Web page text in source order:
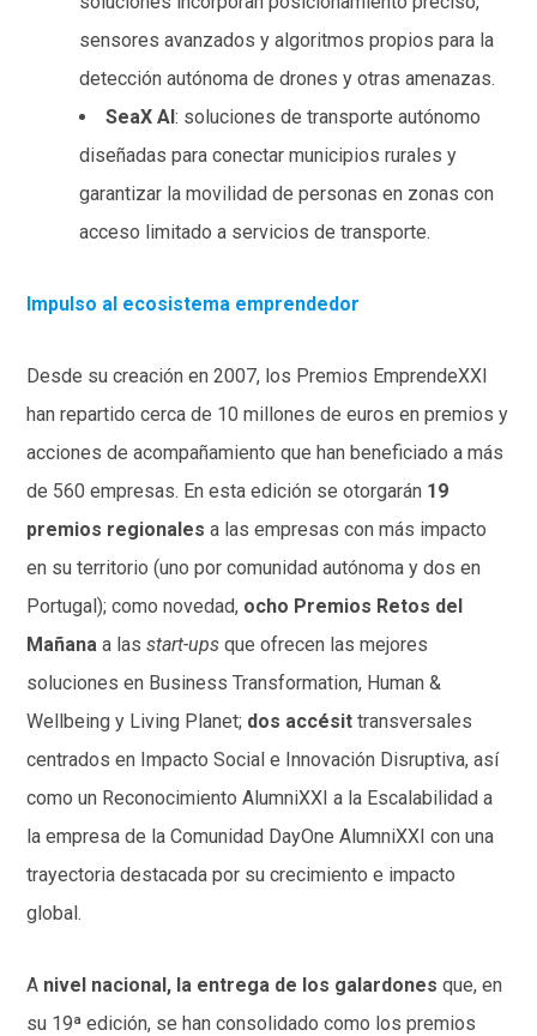
sensores avanzados y algoritmos propios para la
detección autónoma de drones y otras amenazas.
SeaX AI: soluciones de transporte autónomo
diseñadas para conectar municipios rurales y
garantizar la movilidad de personas en zonas con
acceso limitado a servicios de transporte.
Impulso al ecosistema emprendedor
Desde su creación en 2007, los Premios EmprendeXXI
han repartido cerca de 10 millones de euros en premios y
acciones de acompañamiento que han beneficiado a más
de 560 empresas. En esta edición se otorgarán 19
premios regionales a las empresas con más impacto
en su territorio (uno por comunidad autónoma y dos en
Portugal); como novedad, ocho Premios Retos del
Mañana a lasstart-ups que ofrecen las mejores
soluciones en Business Transformation, Human &
Wellbeing y Living Planet; dos accésit transversales
centrados en Impacto Social e Innovación Disruptiva, así
como un Reconocimiento AlumniXXI a la Escalabilidad a
la empresa de la Comunidad DayOne AlumniXXI con una
trayectoria destacada por su crecimiento e impacto
global.
A nivel nacional, la entrega de los galardones que, en
su 19ª edición, se han consolidado como los premios